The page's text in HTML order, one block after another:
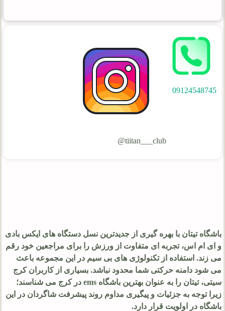
09124548745
tiitan___club@
باشگاه تیتان با بهره گیری از جدیدترین نسل دستگاه های ایکس بادی
و ای ام اس، تجربه ای متفاوت از ورزش را برای مراجعین خود رقم
می زند. استفاده از تکنولوژی های بی سیم در این مجموعه باعث
می شود دامنه حرکتی شما محدود نباشد. بسیاری از کاربران کرج
سیتی، تیتان را به عنوان بهترین باشگاه ems در کرج می شناسند؛
زیرا توجه به جزئیات و پیگیری مداوم روند پیشرفت شاگردان در این
باشگاه در اولویت قرار دارد.